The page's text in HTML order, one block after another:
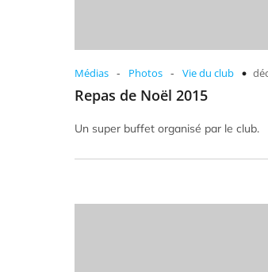
Médias - Photos - Vie du club
Repas de Noël 2015
Un super buffet organisé par le club.